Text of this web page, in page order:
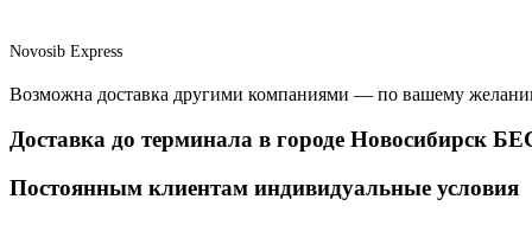
Novosib Express
Возможна доставка другими компаниями — по вашему
Доставка до терминала в городе Новосибирск
Постоянным клиентам индивидуальные условия